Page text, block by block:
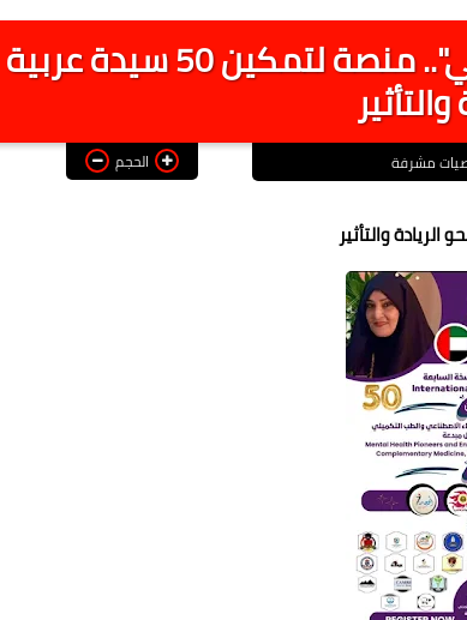
انطلاق مسابقة "رائدات الوطن العربي".. منصة لتمكين 50 سيدة عربية
مشرفة الحجم